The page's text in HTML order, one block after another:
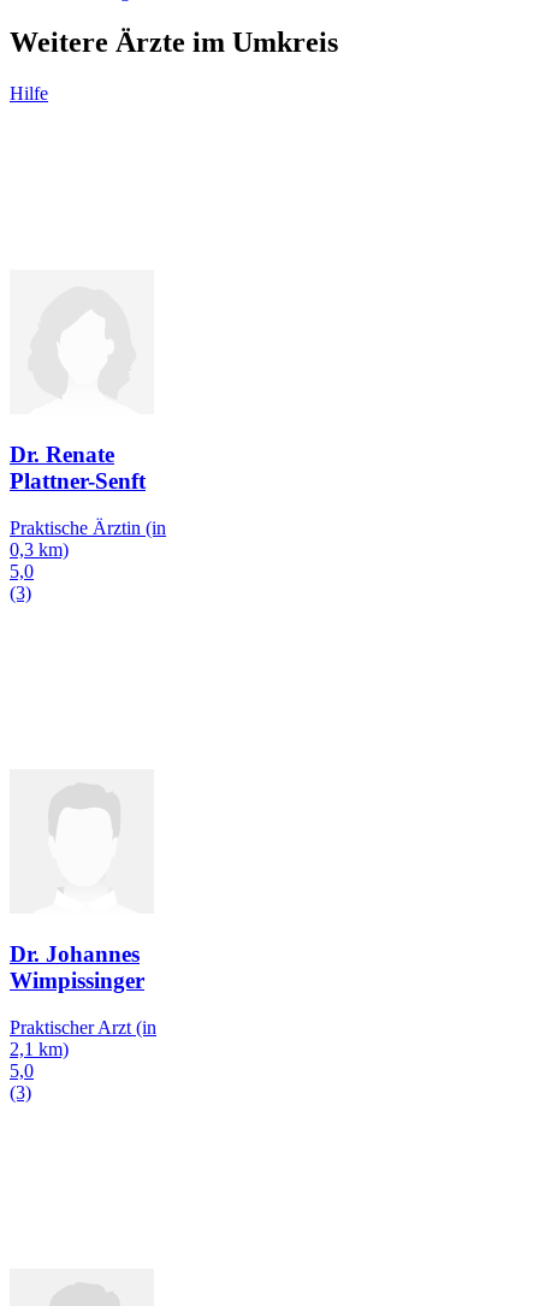
Weitere Ärzte im Umkreis
Hilfe
Dr. Renate
Plattner-Senft
Praktische Ärztin (in
0,3 km)
5,0
(3)
Dr. Johannes
Wimpissinger
Praktischer Arzt (in
2,1 km)
5,0
(3)